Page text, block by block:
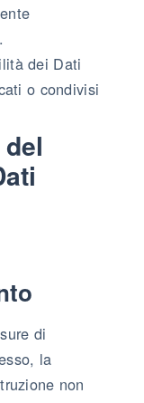
dei Dati
o condivisi
di
la
non